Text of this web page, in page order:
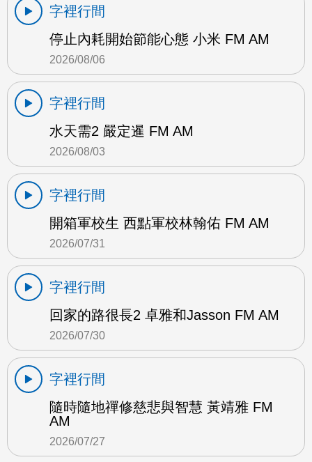
字裡行間
停止內耗開始節能心態 小米 FM AM
2026/08/06
字裡行間
水天需2 嚴定暹 FM AM
2026/08/03
字裡行間
開箱軍校生 西點軍校林翰佑 FM AM
2026/07/31
字裡行間
回家的路很長2 卓雅和Jasson FM AM
2026/07/30
字裡行間
隨時隨地禪修慈悲與智慧 黃靖雅 FM
AM
2026/07/27